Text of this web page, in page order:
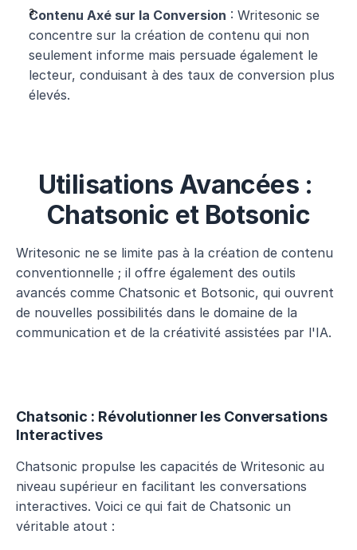
Contenu Axé sur la Conversion : Writesonic se
concentre sur la création de contenu qui non
seulement informe mais persuade également le
lecteur, conduisant à des taux de conversion plus
élevés.
Utilisations Avancées :
Chatsonic et Botsonic
Writesonic ne se limite pas à la création de contenu
conventionnelle ; il offre également des outils
avancés comme Chatsonic et Botsonic, qui ouvrent
de nouvelles possibilités dans le domaine de la
communication et de la créativité assistées par l'IA.
Chatsonic : Révolutionner les Conversations
Interactives
Chatsonic propulse les capacités de Writesonic au
niveau supérieur en facilitant les conversations
interactives. Voici ce qui fait de Chatsonic un
véritable atout :